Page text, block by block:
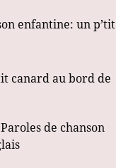
enfantine: un p’tit
canard au bord de
de chanson